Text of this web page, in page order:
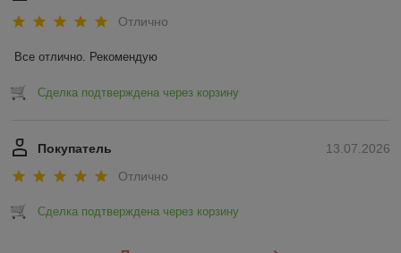
Отлично
Все отлично. Рекомендую
Сделка подтверждена через корзину
13.07.2026
Покупатель
Отлично
Сделка подтверждена через корзину